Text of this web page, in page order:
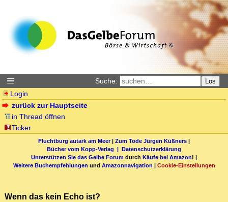
Suche: Los
Login
zurück zur Hauptseite
in Thread öffnen
Ticker
Fluchtburg autark am Meer| Zum Tode Jürgen Küßners |
Bücher vom Kopp-Verlag | Datenschutzerklärung
Unterstützen Sie das Gelbe Forum durch Käufe bei Amazon! |
Weitere Buchempfehlungen und Amazonnavigation | Cookie-Einstellungen
Wenn das kein Echo ist?